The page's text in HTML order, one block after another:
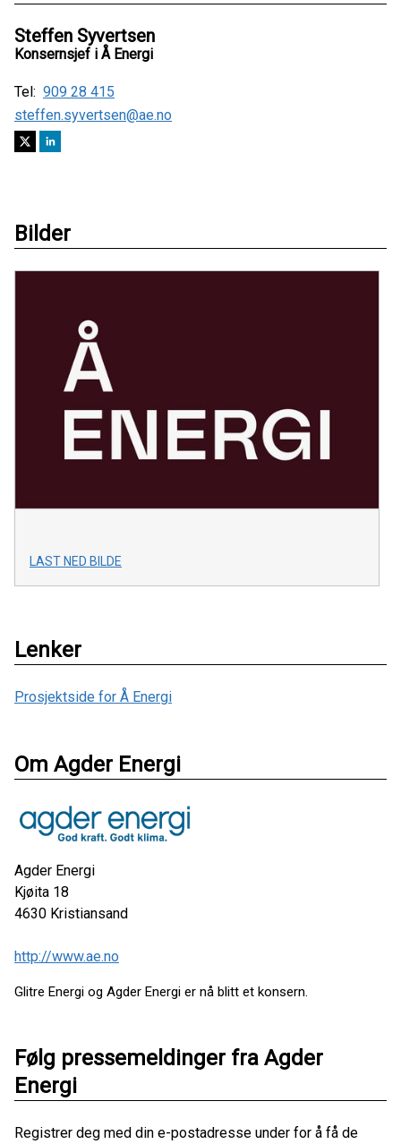
Steffen Syvertsen
Konsernsjef i Å Energi
Tel: 909 28 415
steffen.syvertsen@ae.no
Bilder
LAST NED BILDE
Lenker
Prosjektside for Å Energi
Om Agder Energi
Agder Energi
Kjøita 18
4630 Kristiansand
http://www.ae.no
Glitre Energi og Agder Energi er nå blitt et konsern.
Følg pressemeldinger fra Agder
Energi
Registrer deg med din e-postadresse under for å få de